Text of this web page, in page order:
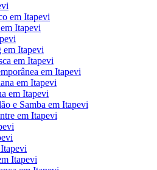
em Itapevi
Itapevi
em Itapevi
em Itapevi
em Itapevi
em Itapevi
em Itapevi
e Samba em Itapevi
em Itapevi
Itapevi